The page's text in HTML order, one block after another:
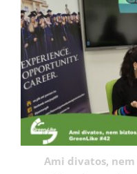
Ami divatos, nem